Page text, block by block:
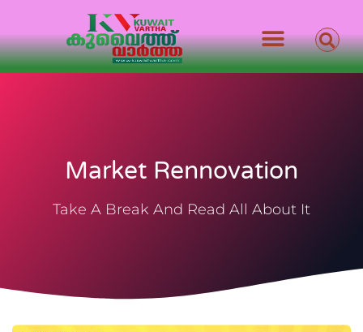
Market Rennovation
Take A Break And Read All About It